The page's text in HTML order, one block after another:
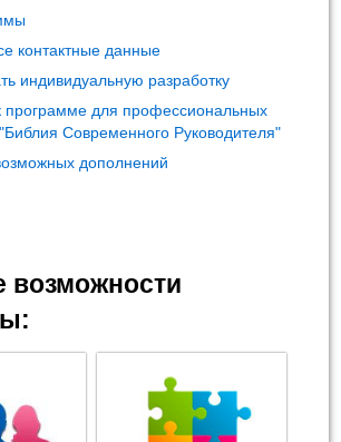
контактные данные
индивидуальную разработку
программе для профессиональных
Современного Руководителя"
дополнений